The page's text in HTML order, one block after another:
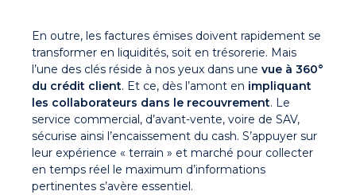
En outre, les factures émises doivent rapidement se
transformer en liquidités, soit en trésorerie. Mais
l’une des clés réside à nos yeux dans une vue à 360°
du crédit client. Et ce, dès l’amont en impliquant
les collaborateurs dans le recouvrement. Le
service commercial, d’avant-vente, voire de SAV,
sécurise ainsi l’encaissement du cash. S’appuyer sur
leur expérience « terrain » et marché pour collecter
en temps réel le maximum d’informations
pertinentes s’avère essentiel.